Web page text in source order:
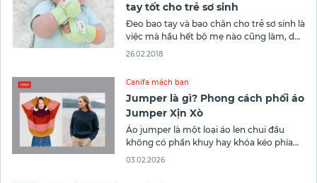
tay tốt cho trẻ sơ sinh
Đeo bao tay và bao chân cho trẻ sơ sinh là
việc mà hầu hết bộ mẹ nào cũng làm, dù
đứa trẻ đó được sinh ra ở bất cứ đâu. Các
26.02.2018
Canifa mách bạn
Jumper là gì? Phong cách phối áo
Jumper Xịn Xò
Áo jumper là một loại áo len chui đầu
không có phần khuy hay khóa kéo phía
trước
03.02.2026